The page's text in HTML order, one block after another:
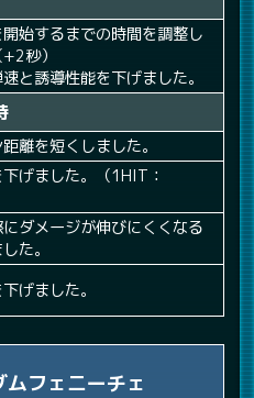
始するまでの時間を調整し
秒）
と誘導性能を下げました。
離を短くしました。
げました。（1HIT：
ダメージが伸びにくくなる
た。
げました。
フェニーチェ